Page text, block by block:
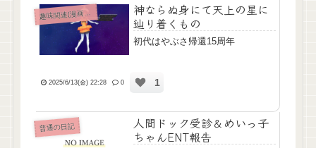
趣
神ならぬ身にて天上の星に
辿り着くもの
初代はやぶさ帰還15周年
2025/6/13(金) 22:28 0 1
普通の日記
人間ドック受診＆めいっ子
ちゃんENT報告